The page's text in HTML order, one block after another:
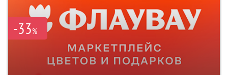
-33%